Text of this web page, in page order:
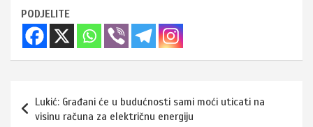
PODJELITE
Navigacija
članaka
Lukić: Građani će u budućnosti sami moći uticati na
visinu računa za električnu energiju